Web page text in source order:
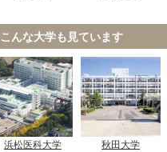
こんな大学も見ています
浜松医科大学 秋田大学